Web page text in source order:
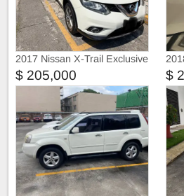
2017 Nissan X-Trail Exclusive
2 Row Cvt Piel
$ 205,000 $